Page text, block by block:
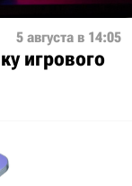
5 августа в 14:05
игрового